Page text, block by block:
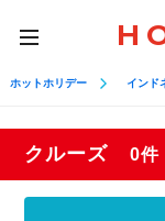
toggle
navigation
ホットホリデー インド
クルーズ 0件